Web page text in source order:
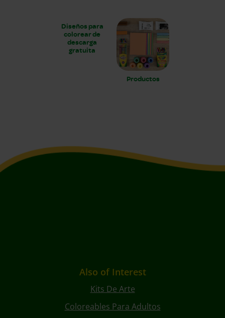
Diseños para
colorear de
descarga
gratuita
Productos
Also of Interest
Kits De Arte
Coloreables Para Adultos